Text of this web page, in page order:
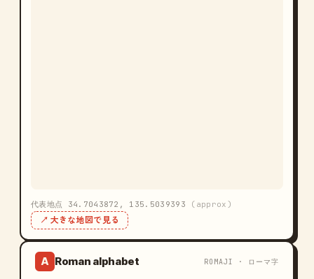
代表地点 34.7043872, 135.5039393 (approx)
↗ 大きな地図で見る
A Roman alphabet ROMAJI · ローマ字